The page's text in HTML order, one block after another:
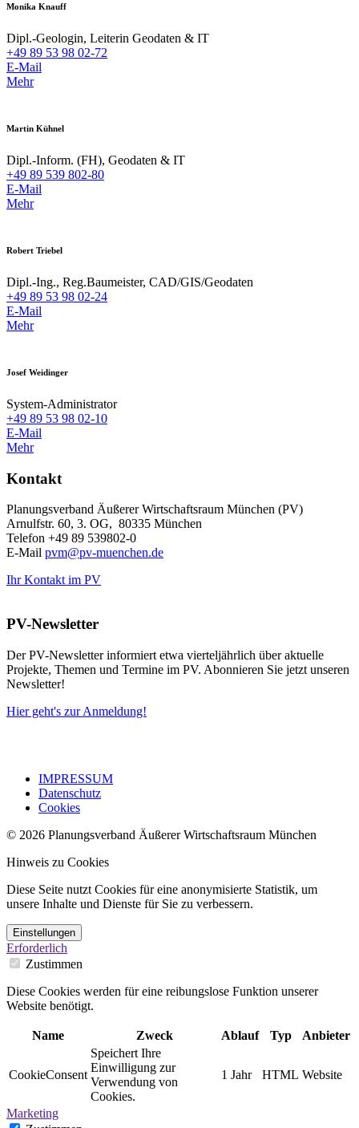
Monika Knauff
Dipl.-Geologin, Leiterin Geodaten & IT
+49 89 53 98 02-72
E-Mail
Mehr
Martin Kühnel
Dipl.-Inform. (FH), Geodaten & IT
+49 89 539 802-80
E-Mail
Mehr
Robert Triebel
Dipl.-Ing., Reg.Baumeister, CAD/GIS/Geodaten
+49 89 53 98 02-24
E-Mail
Mehr
Josef Weidinger
System-Administrator
+49 89 53 98 02-10
E-Mail
Mehr
Kontakt
Planungsverband Äußerer Wirtschaftsraum München (PV)
Arnulfstr. 60, 3. OG, 80335 München
Telefon +49 89 539802-0
E-Mail pvm@pv-muenchen.de
Ihr Kontakt im PV
PV-Newsletter
Der PV-Newsletter informiert etwa vierteljährlich über aktuelle
Projekte, Themen und Termine im PV. Abonnieren Sie jetzt unseren
Newsletter!
Hier geht's zur Anmeldung!
IMPRESSUM
Datenschutz
Cookies
© 2026 Planungsverband Äußerer Wirtschaftsraum München
Hinweis zu Cookies
Diese Seite nutzt Cookies für eine anonymisierte Statistik, um
unsere Inhalte und Dienste für Sie zu verbessern.
Einstellungen
Erforderlich
Zustimmen
Diese Cookies werden für eine reibungslose Funktion unserer
Website benötigt.
Name Zweck Ablauf Typ Anbieter
CookieConsent
Speichert Ihre
Einwilligung zur
Verwendung von
Cookies.
1 Jahr HTML Website
Marketing